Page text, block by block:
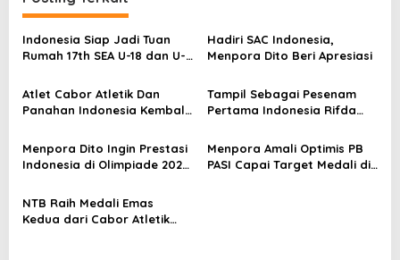
a
s
i
p
o
s
Indonesia Siap Jadi Tuan
Rumah 17th SEA U-18 dan U-
2025
Hadiri SAC Indonesia,
Menpora Dito Beri Apresiasi
Atlet Cabor Atletik Dan
Panahan Indonesia Kembali
Kemenpora
Tampil Sebagai Pesenam
Pertama Indonesia Rifda
Olimpiade Paris
Menpora Dito Ingin Prestasi
Indonesia di Olimpiade 2024
Menpora Amali Optimis PB
PASI Capai Target Medali di
NTB Raih Medali Emas
Kedua dari Cabor Atletik